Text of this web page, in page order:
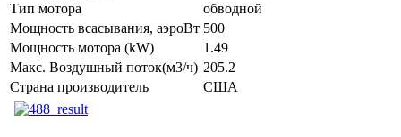
Тип мотора
обводной
Мощность всасывания, аэроВт 500
Мощность мотора (kW)
1.49
Макс. Воздушный поток(м3/ч) 205.2
Страна производитель
США